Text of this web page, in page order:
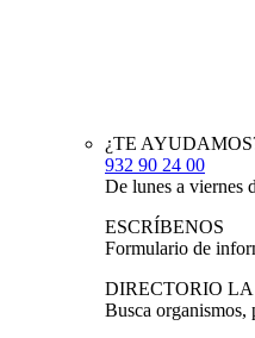
¿TE
932 90 24 00
De lunes a viernes
ESCRÍBENOS
Formulario de
DIRECTORIO
Busca